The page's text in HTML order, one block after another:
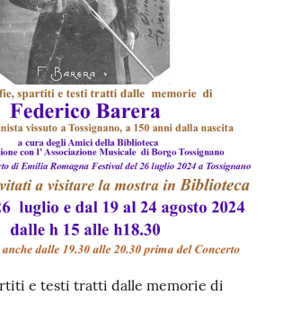
e testi tratti dalle memorie di